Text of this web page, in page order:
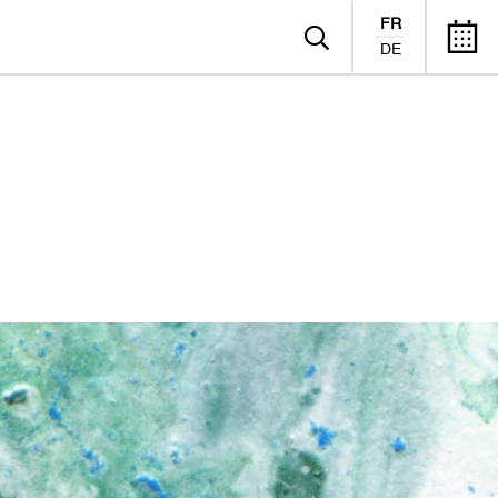
FR
DE